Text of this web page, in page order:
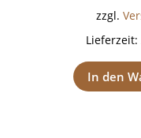
zzgl.
Lieferzeit:
In den